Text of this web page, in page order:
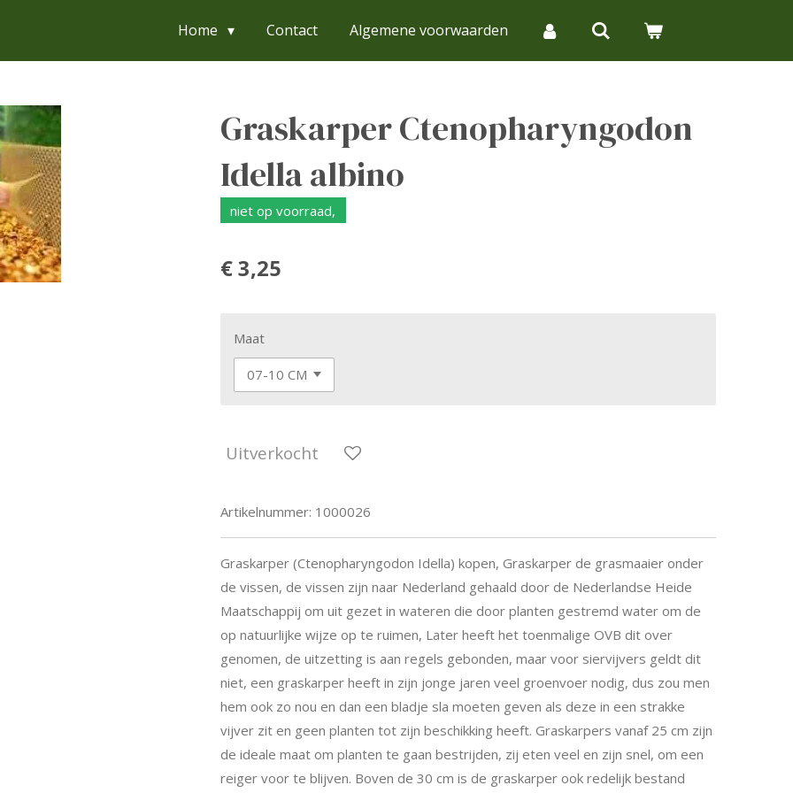
Home Contact Algemene voorwaarden
Graskarper Ctenopharyngodon
Idella albino
niet op voorraad,
€ 3,25
Maat
Uitverkocht
Artikelnummer: 1000026
Graskarper (Ctenopharyngodon Idella) kopen, Graskarper de grasmaaier onder
de vissen, de vissen zijn naar Nederland gehaald door de Nederlandse Heide
Maatschappij om uit gezet in wateren die door planten gestremd water om de
op natuurlijke wijze op te ruimen, Later heeft het toenmalige OVB dit over
genomen, de uitzetting is aan regels gebonden, maar voor siervijvers geldt dit
niet, een graskarper heeft in zijn jonge jaren veel groenvoer nodig, dus zou men
hem ook zo nou en dan een bladje sla moeten geven als deze in een strakke
vijver zit en geen planten tot zijn beschikking heeft. Graskarpers vanaf 25 cm zijn
de ideale maat om planten te gaan bestrijden, zij eten veel en zijn snel, om een
reiger voor te blijven. Boven de 30 cm is de graskarper ook redelijk bestand